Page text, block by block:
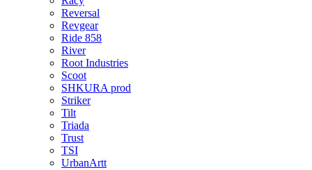
Reversal
Revgear
Ride 858
River
Root Industries
Scoot
SHKURA рrоd
Striker
Tilt
Triada
Trust
TSI
UrbanArtt